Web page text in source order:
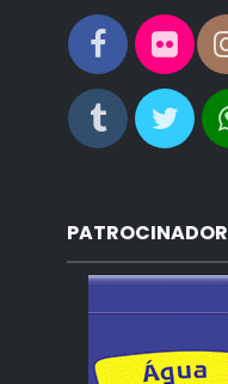
PATROCINADOR